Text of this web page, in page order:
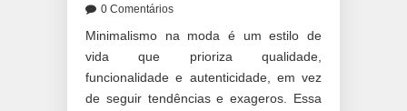
0 Comentários
Minimalismo na moda é um estilo de
vida que prioriza qualidade,
funcionalidade e autenticidade, em vez
de seguir tendências e exageros. Essa